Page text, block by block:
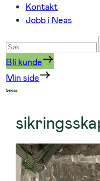
Kontakt
Jobb i Neas
Søk
etter
Bli kunde
Min side